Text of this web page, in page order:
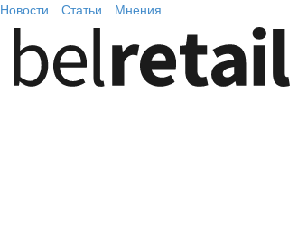
Новости Статьи Мнения